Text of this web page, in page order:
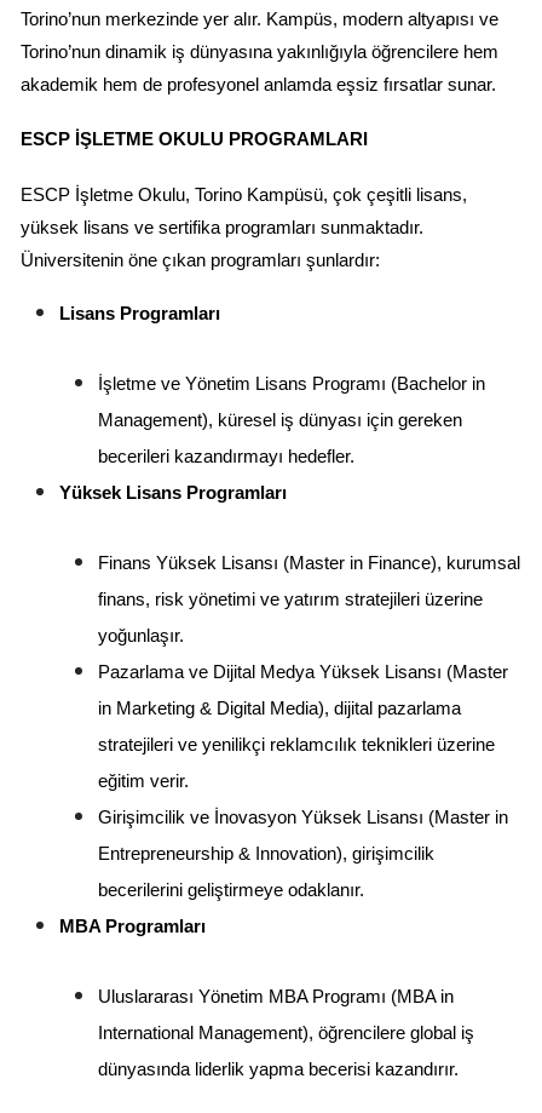
Torino’nun merkezinde yer alır. Kampüs, modern altyapısı ve
Torino’nun dinamik iş dünyasına yakınlığıyla öğrencilere hem
akademik hem de profesyonel anlamda eşsiz fırsatlar sunar.
ESCP İŞLETME OKULU PROGRAMLARI
ESCP İşletme Okulu, Torino Kampüsü, çok çeşitli lisans,
yüksek lisans ve sertifika programları sunmaktadır.
Üniversitenin öne çıkan programları şunlardır:
Lisans Programları
İşletme ve Yönetim Lisans Programı (Bachelor in
Management), küresel iş dünyası için gereken
becerileri kazandırmayı hedefler.
Yüksek Lisans Programları
Finans Yüksek Lisansı (Master in Finance), kurumsal
finans, risk yönetimi ve yatırım stratejileri üzerine
yoğunlaşır.
Pazarlama ve Dijital Medya Yüksek Lisansı (Master
in Marketing & Digital Media), dijital pazarlama
stratejileri ve yenilikçi reklamcılık teknikleri üzerine
eğitim verir.
Girişimcilik ve İnovasyon Yüksek Lisansı (Master in
Entrepreneurship & Innovation), girişimcilik
becerilerini geliştirmeye odaklanır.
MBA Programları
Uluslararası Yönetim MBA Programı (MBA in
International Management), öğrencilere global iş
dünyasında liderlik yapma becerisi kazandırır.